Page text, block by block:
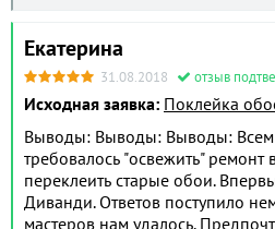
Екатерина
31.08.2018 отзыв
Исходная заявка: Поклейка
Выводы: Выводы: Выводы:
требовалось "освежить" ремонт
переклеить старые обои.
Диванди. Ответов поступило
мастеров нам удалось.